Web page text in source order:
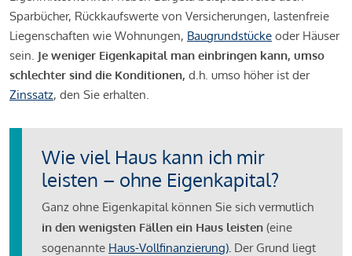
Sparbücher, Rückkaufswerte von Versicherungen, lastenfreie
Liegenschaften wie Wohnungen, Baugrundstücke oder Häuser
sein. Je weniger Eigenkapital man einbringen kann, umso
schlechter sind die Konditionen, d.h. umso höher ist der
Zinssatz, den Sie erhalten.
Wie viel Haus kann ich mir
leisten – ohne Eigenkapital?
Ganz ohne Eigenkapital können Sie sich vermutlich
in den wenigsten Fällen ein Haus leisten (eine
sogenannte Haus-Vollfinanzierung). Der Grund liegt